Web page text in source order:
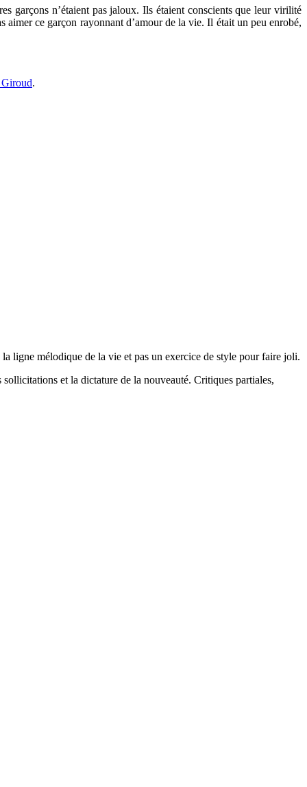
garçons n’étaient pas jaloux. Ils étaient conscients que leur virilité
aimer ce garçon rayonnant d’amour de la vie. Il était un peu enrobé,
.
ligne mélodique de la vie et pas un exercice de style pour faire joli.
et la dictature de la nouveauté. Critiques partiales,